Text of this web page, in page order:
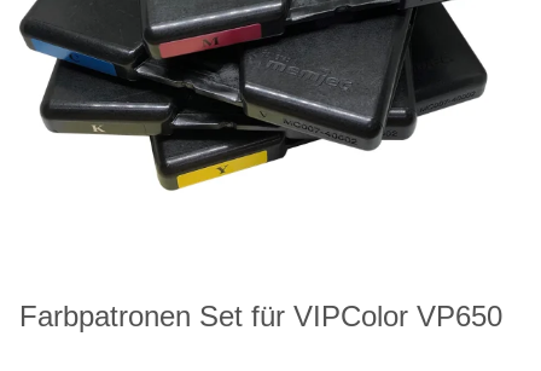
Farbpatronen Set für VIPColor VP650